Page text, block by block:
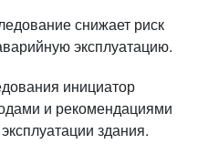
снижает риск
эксплуатацию.
инициатор
и рекомендациями
здания.